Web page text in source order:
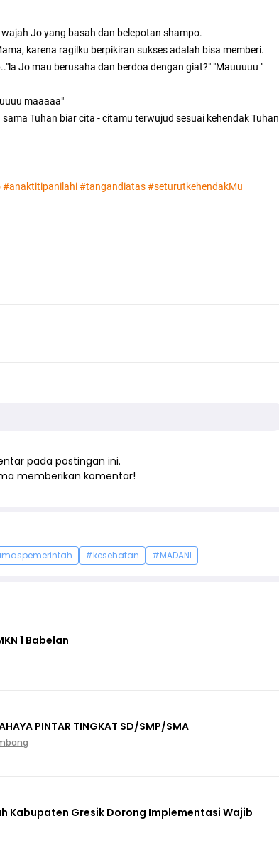
Jo yang basah dan belepotan shampo.
karena ragilku berpikiran sukses adalah bisa memberi.
Jo mau berusaha dan berdoa dengan giat?" "Mauuuuu "
maaaaa"
Tuhan biar cita - citamu terwujud sesuai kehendak Tuhan
#anaktitipanilahi#tangandiatas#seturutkehendakMu
pada postingan ini.
memberikan komentar!
#kesehatan #MADANI
1 Babelan
PINTAR TINGKAT SD/SMP/SMA
Kabupaten Gresik Dorong Implementasi Wajib